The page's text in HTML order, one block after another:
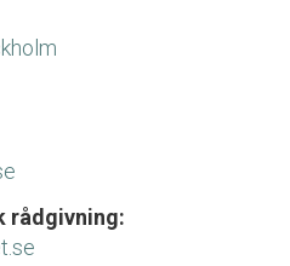
rådgivning: